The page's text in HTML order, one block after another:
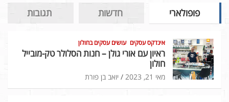
פופולארי חדשות תגובות
אינדקס עסקים עושים עסקים בחולון
ראיון עם אורי גולן – חנות הסלולר טק-מובייל
חולון
מאי 21, 2023 יואב בן פורת